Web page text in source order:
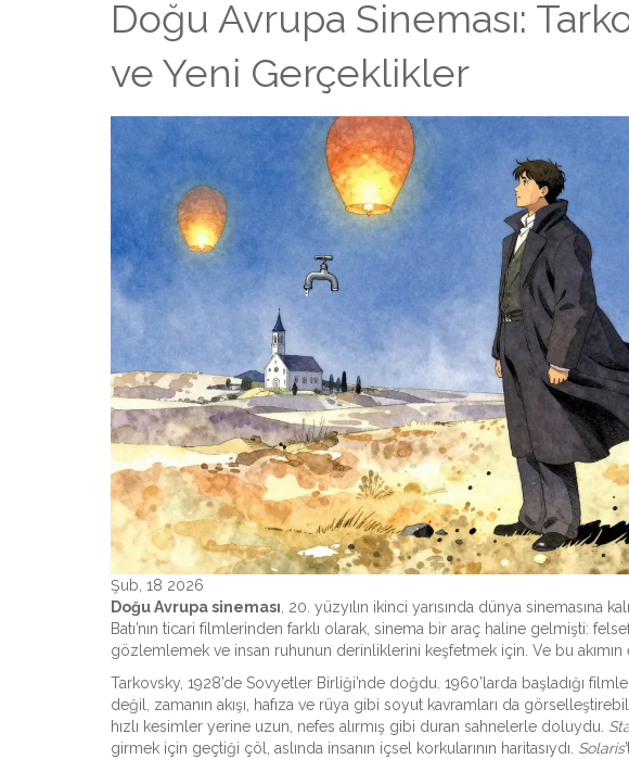
Doğu Avrupa Sineması:
ve Yeni Gerçeklikler
Şub, 18 2026
Doğu Avrupa sineması , 20. yüzyılın ikinci yarısında dünya sinemasına
Batı’nın ticari filmlerinden farklı olarak, sinema bir araç haline gelmişti:
gözlemlemek ve insan ruhunun derinliklerini keşfetmek için. Ve bu akımın
Tarkovsky, 1928’de Sovyetler Birliği’nde doğdu. 1960’larda başladığı
değil, zamanın akışı, hafıza ve rüya gibi soyut kavramları da
hızlı kesimler yerine uzun, nefes alırmış gibi duran sahnelerle doluydu.
girmek için geçtiği çöl, aslında insanın içsel korkularının haritasıydı. Solaris